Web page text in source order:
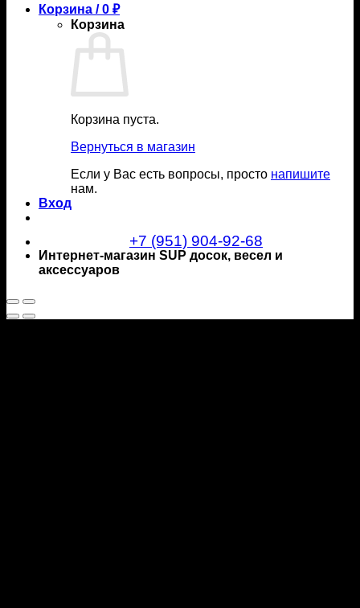
Корзина /0 ₽
Корзина
Корзина пуста.
Вернуться в магазин
Если у Вас есть вопросы, просто напишите
нам.
Вход
+7 (951) 904-92-68
Интернет-магазин SUP досок, весел и
аксессуаров